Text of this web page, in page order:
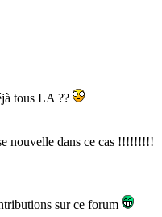
tous LA ??
nouvelle dans ce cas !!!!!!!!!
sur ce forum